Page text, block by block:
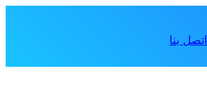
اتصل بنا